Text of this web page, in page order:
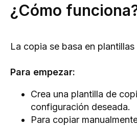
¿Cómo
La copia se basa en
Para empezar:
Crea una plantilla de
configuración deseada.
Para copiar